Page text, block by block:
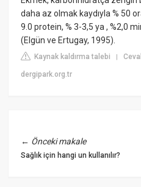
daha az olmak kaydıyla % 50
9.0 protein, % 3-3,5 ya , %2,0
(Elgün ve Ertugay, 1995).
Kaynak kaldırma talebi |
dergipark.org.tr
← Önceki makale
Sağlık için hangi un kullanılır?